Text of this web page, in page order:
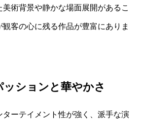
術背景や静かな場面展開があるこ
客の心に残る作品が豊富にありま
ッションと華やかさ
ターテイメント性が強く、派手な演